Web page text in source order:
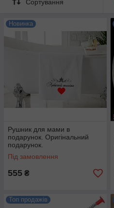
Сортування
Новинка
Рушник для мами в
подарунок. Оригінальний
подарунок.
Під замовлення
555 ₴
Топ продажів